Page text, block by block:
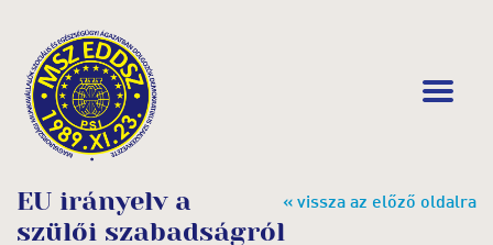
« vissza az előző oldalra
EU irányelv a
szülői szabadságról